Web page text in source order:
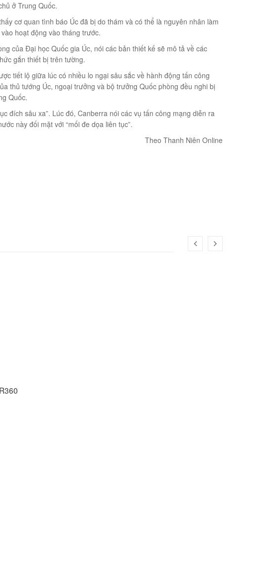
ở Trung Quốc.
cơ quan tình báo Úc đã bị do thám và có thể là nguyên nhân làm
hoạt động vào tháng trước.
của Đại học Quốc gia Úc, nói các bản thiết kế sẽ mô tả về các
gắn thiết bị trên tường.
tiết lộ giữa lúc có nhiều lo ngại sâu sắc về hành động tấn công
thủ tướng Úc, ngoại trưởng và bộ trưởng Quốc phòng đều nghi bị
Quốc.
đích sâu xa”. Lúc đó, Canberra nói các vụ tấn công mạng diễn ra
này đối mặt với “mối đe dọa liên tục”.
Theo Thanh Niên Online